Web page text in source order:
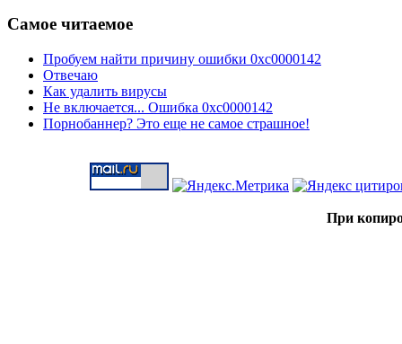
Самое читаемое
Пробуем найти причину ошибки 0xc0000142
Отвечаю
Как удалить вирусы
Не включается... Ошибка 0xc0000142
Порнобаннер? Это еще не самое страшное!
При